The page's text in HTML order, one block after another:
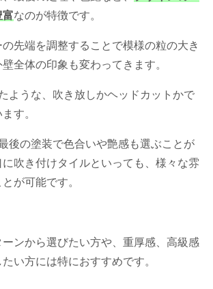
富なのが特徴です。
先端を調整することで模様の粒の大き
全体の印象も変わってきます。
ような、吹き放しかヘッドカットかで
す。
後の塗装で色合いや艶感も選ぶことが
吹き付けタイルといっても、様々な雰
が可能です。
ンから選びたい方や、重厚感、高級感
い方には特におすすめです。